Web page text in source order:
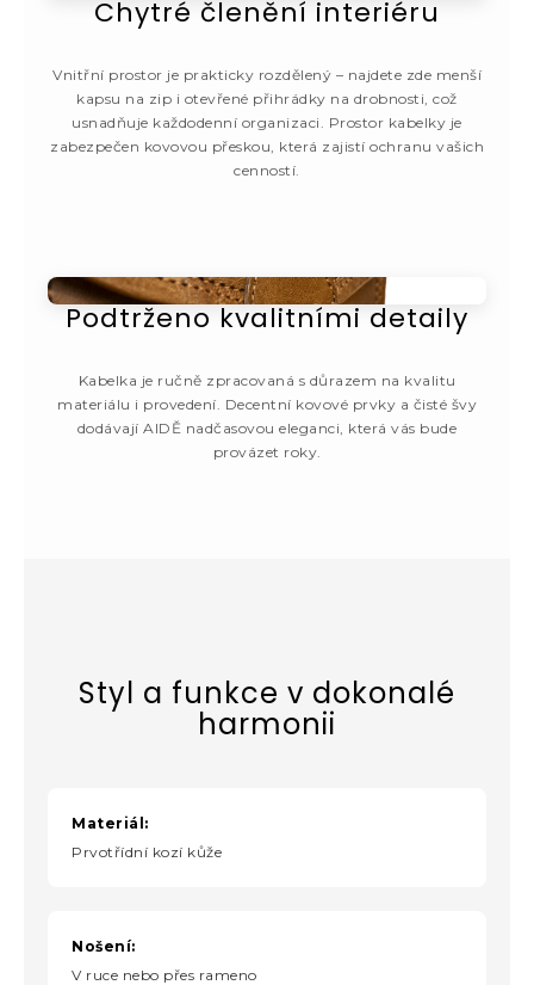
Chytré členění interiéru
Vnitřní prostor je prakticky rozdělený – najdete zde menší
kapsu na zip i otevřené přihrádky na drobnosti, což
usnadňuje každodenní organizaci. Prostor kabelky je
zabezpečen kovovou přeskou, která zajistí ochranu vašich
cenností.
Podtrženo kvalitními detaily
Kabelka je ručně zpracovaná s důrazem na kvalitu
materiálu i provedení. Decentní kovové prvky a čisté švy
dodávají AIDĚ nadčasovou eleganci, která vás bude
provázet roky.
Styl a funkce v dokonalé
harmonii
Materiál:
Prvotřídní kozí kůže
Nošení:
V ruce nebo přes rameno